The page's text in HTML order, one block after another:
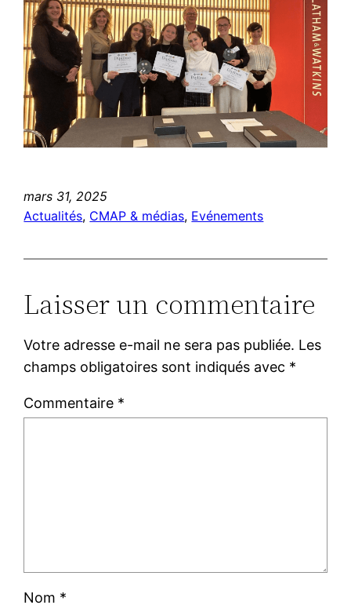
mars 31, 2025
Actualités, CMAP & médias, Evénements
Laisser un commentaire
Votre adresse e-mail ne sera pas publiée. Les
champs obligatoires sont indiqués avec *
Commentaire *
Nom *